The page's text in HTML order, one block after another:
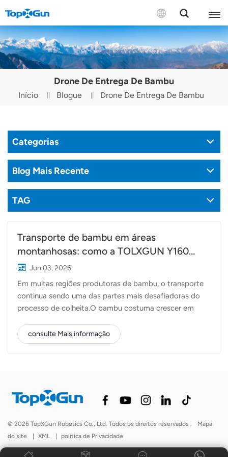
CONTATE-NOS
English
Español
Português(Portugal)
Português(Brasil)
Türkçe
Drone De Entrega De Bambu
Início Blogue Drone De Entrega De Bambu
Categorias
Blog Mais Recente
TAG
Transporte de bambu em áreas
montanhosas: como a TOLXGUN Y160
abre uma nova rota da floresta ao ponto de
coleta.
Jun 03, 2026
Em muitas regiões produtoras de bambu, o transporte
continua sendo uma das partes mais desafiadoras do
processo de colheita.O bambu costuma crescer em
profundos, onde as estradas são estreitas, irregulares
ou, às vezes, inexistentes. Após o corte, os
trabalho é árduo, demorado e frequentemente envolve
riscos significativos à segurança. Com o aumento
dificuldade em encontrar trabalhadores experientes,
muitas operações florestais estão buscando maneiras
mais eficientes de transportar materiais das montanhas.
consulte Mais informação
© 2026 TopXGun Robotics Co., Ltd. Todos os direitos reservados .
Mapa
do site
| XML | política de Privacidade